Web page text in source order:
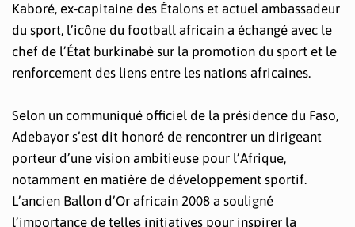
Kaboré, ex-capitaine des Étalons et actuel ambassadeur
du sport, l’icône du football africain a échangé avec le
chef de l’État burkinabè sur la promotion du sport et le
renforcement des liens entre les nations africaines.
Selon un communiqué officiel de la présidence du Faso,
Adebayor s’est dit honoré de rencontrer un dirigeant
porteur d’une vision ambitieuse pour l’Afrique,
notamment en matière de développement sportif.
L’ancien Ballon d’Or africain 2008 a souligné
l’importance de telles initiatives pour inspirer la